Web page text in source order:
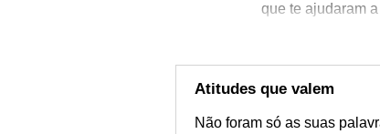
que te ajudaram
Atitudes que valem
Não foram só as suas